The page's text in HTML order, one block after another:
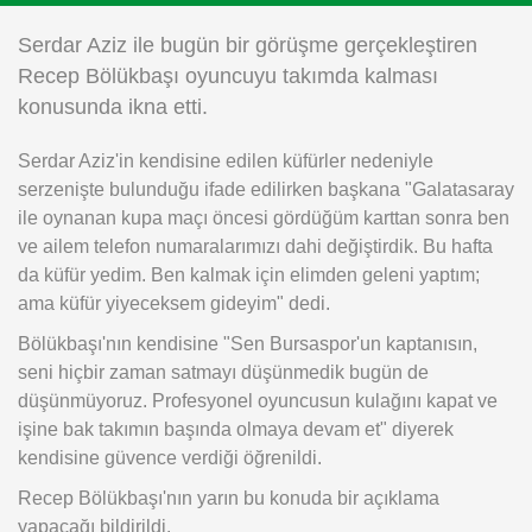
Instagram
Android
iOS
Serdar Aziz ile bugün bir görüşme gerçekleştiren
Recep Bölükbaşı oyuncuyu takımda kalması
konusunda ikna etti.
Serdar Aziz'in kendisine edilen küfürler nedeniyle
serzenişte bulunduğu ifade edilirken başkana "Galatasaray
ile oynanan kupa maçı öncesi gördüğüm karttan sonra ben
ve ailem telefon numaralarımızı dahi değiştirdik. Bu hafta
da küfür yedim. Ben kalmak için elimden geleni yaptım;
ama küfür yiyeceksem gideyim" dedi.
Bölükbaşı'nın kendisine "Sen Bursaspor'un kaptanısın,
seni hiçbir zaman satmayı düşünmedik bugün de
düşünmüyoruz. Profesyonel oyuncusun kulağını kapat ve
işine bak takımın başında olmaya devam et" diyerek
kendisine güvence verdiği öğrenildi.
Recep Bölükbaşı'nın yarın bu konuda bir açıklama
yapacağı bildirildi.